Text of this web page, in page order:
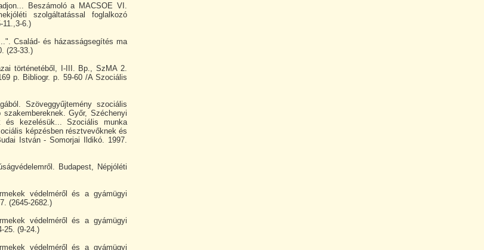
Beszámoló a MACSOE VI.
szolgáltatással foglalkozó
11.,3-6.)
Család- és házasságsegítés ma
(23-33.)
történetéből, I-III. Bp., SzMA 2.
p. Bibliogr. p. 59-60 /A Szociális
Szöveggyűjtemény szociális
Győr, Széchenyi
és kezelésük... Szociális munka
képzésben résztvevőknek és
István - Somorjai Ildikó. 1997.
Budapest, Népjóléti
védelméről és a gyámügyi
(2645-2682.)
védelméről és a gyámügyi
25. (9-24.)
védelméről és a gyámügyi